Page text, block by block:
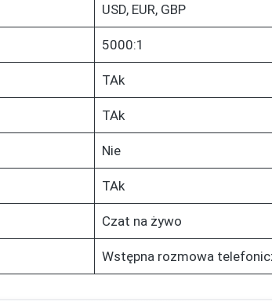
USD, EUR, GBP
5000:1
TAk
TAk
Nie
TAk
Czat na żywo
Wstępna rozmowa